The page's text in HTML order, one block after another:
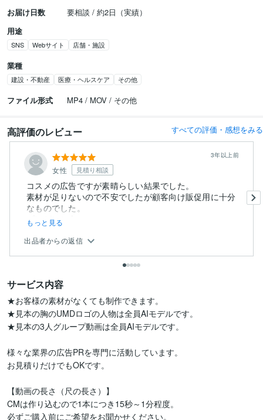
お届け日数
要相談 / 約2日（実績）
用途
SNS Webサイト 店舗・施設
業種
建設・不動産 医療・ヘルスケア その他
ファイル形式 MP4 / MOV / その他
高評価のレビュー すべての評価・感想をみる
女性 見積り相談
3年以上前
コスメの広告ですが素晴らしい結果でした。
素材が足りないので不安でしたが顧客向け販促用に十分
なものでした。
プレゼンと本...
もっと見る
出品者からの返信
サービス内容
★お客様の素材がなくても制作できます。
★見本の胸のUMDロゴの人物は全員AIモデルです。
★見本の3人グループ動画は全員AIモデルです。
様々な業界の広告PRを専門に活動しています。
お見積りだけでもOKです。
【動画の長さ（尺の長さ）】
CMは作り込むので1本につき15秒～1分程度。
必ずご購入前にご希望をお聞かせください。